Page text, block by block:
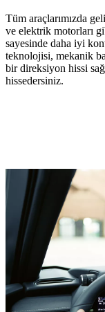
Tüm araçlarımızda
ve elektrik motorları
sayesinde daha iyi
teknolojisi, mekanik
bir direksiyon hissi
hissedersiniz.